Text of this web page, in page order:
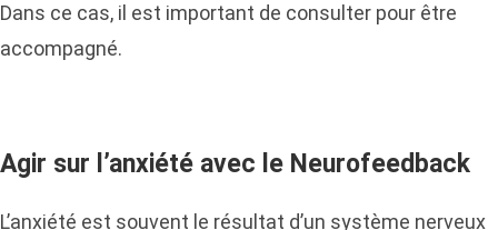
Dans ce cas, il est important de consulter pour être
accompagné.
Agir sur l’anxiété avec le Neurofeedback
L’anxiété est souvent le résultat d’un système nerveux